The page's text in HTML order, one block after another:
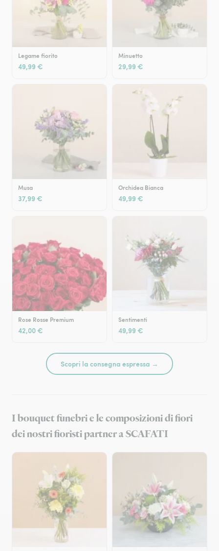
Legame fiorito
49,99 €
Minuetto
29,99 €
Musa
37,99 €
Orchidea Bianca
49,99 €
Rose Rosse Premium
42,00 €
Sentimenti
49,99 €
Scopri la consegna espressa →
I bouquet funebri e le composizioni di fiori
dei nostri fioristi partner a SCAFATI